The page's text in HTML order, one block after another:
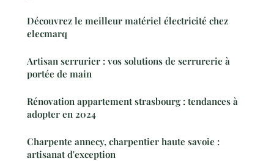
Découvrez le meilleur matériel électricité chez
elecmarq
Artisan serrurier : vos solutions de serrurerie à
portée de main
Rénovation appartement strasbourg : tendances à
adopter en 2024
Charpente annecy, charpentier haute savoie :
artisanat d'exception